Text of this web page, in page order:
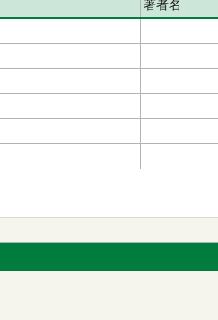
著者名